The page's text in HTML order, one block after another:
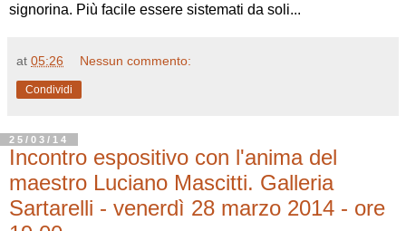
signorina. Più facile essere sistemati da soli...
at 05:26 Nessun commento:
Condividi
25/03/14
Incontro espositivo con l'anima del
maestro Luciano Mascitti. Galleria
Sartarelli - venerdì 28 marzo 2014 - ore